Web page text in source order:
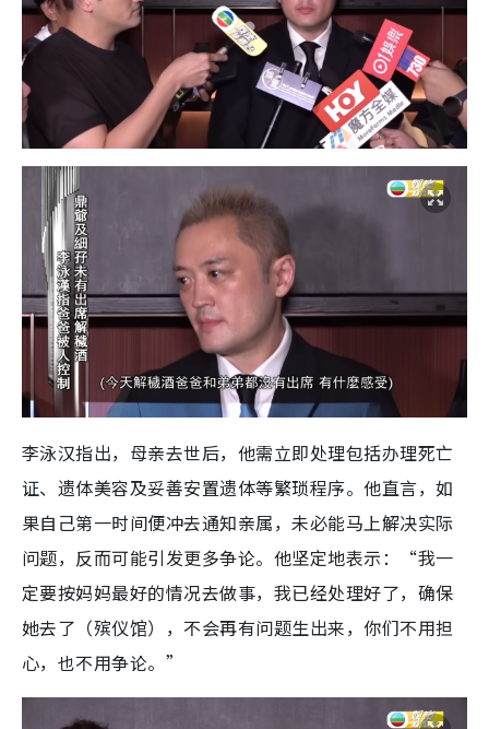
李泳汉指出，母亲去世后，他需立即处理包括办理死亡
证、遗体美容及妥善安置遗体等繁琐程序。他直言，如
果自己第一时间便冲去通知亲属，未必能马上解决实际
问题，反而可能引发更多争论。他坚定地表示：“我一
定要按妈妈最好的情况去做事，我已经处理好了，确保
她去了（殡仪馆），不会再有问题生出来，你们不用担
心，也不用争论。”